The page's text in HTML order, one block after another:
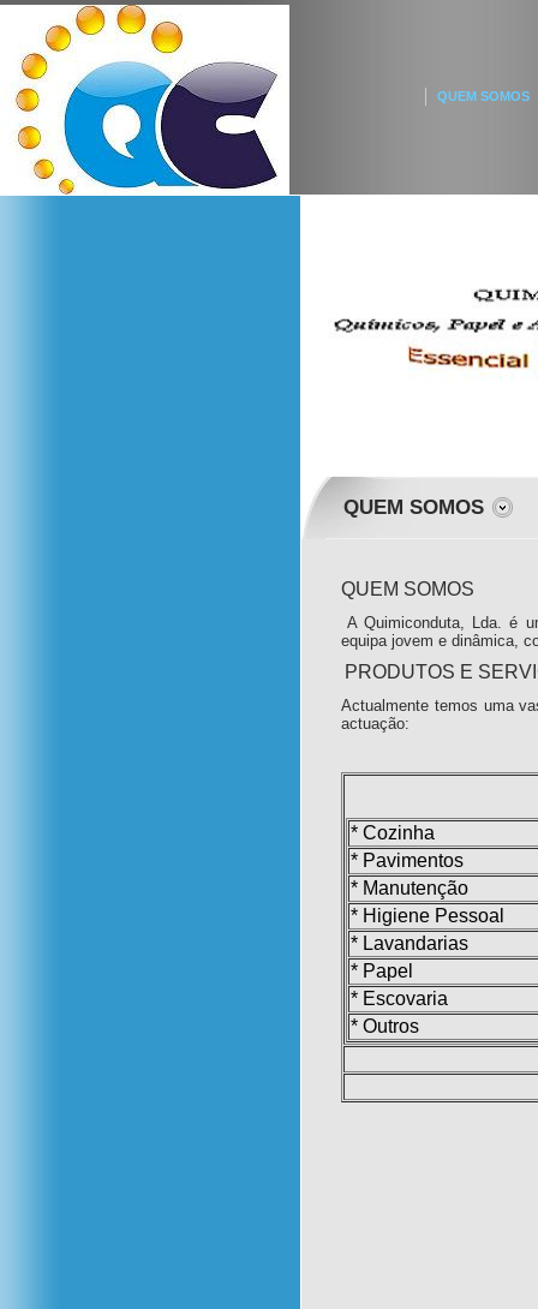
QUEM SOMOS
QUEM SOMOS
QUEM SOMOS
A Quimiconduta, Lda. é
equipa jovem e dinâmica,
PRODUTOS E
Actualmente temos uma
actuação:
* Cozinha
* Pavimentos
* Manutenção
* Higiene Pessoal
* Lavandarias
* Papel
* Escovaria
* Outros